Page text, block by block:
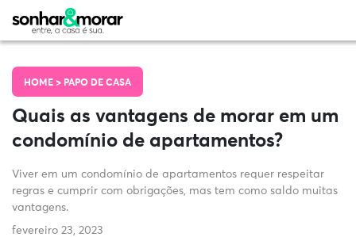
HOME > PAPO DE CASA
Quais as vantagens de morar em um
condomínio de apartamentos?
Viver em um condomínio de apartamentos requer respeitar
regras e cumprir com obrigações, mas tem como saldo muitas
vantagens.
fevereiro 23, 2023